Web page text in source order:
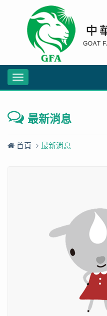
Toggle
navigation
最新消息
首頁 最新消息